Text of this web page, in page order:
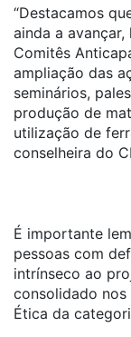
“Destacamos
ainda a
Comitês
ampliação das
seminários,
produção de
utilização de
conselheira do
É importante
pessoas com
intrínseco ao
consolidado
Ética da